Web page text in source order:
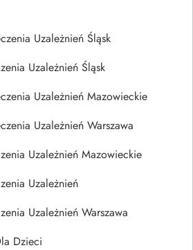
Uzależnień Śląsk
Uzależnień Śląsk
Uzależnień Mazowieckie
Uzależnień Warszawa
Uzależnień Mazowieckie
Uzależnień
Uzależnień Warszawa
Dzieci